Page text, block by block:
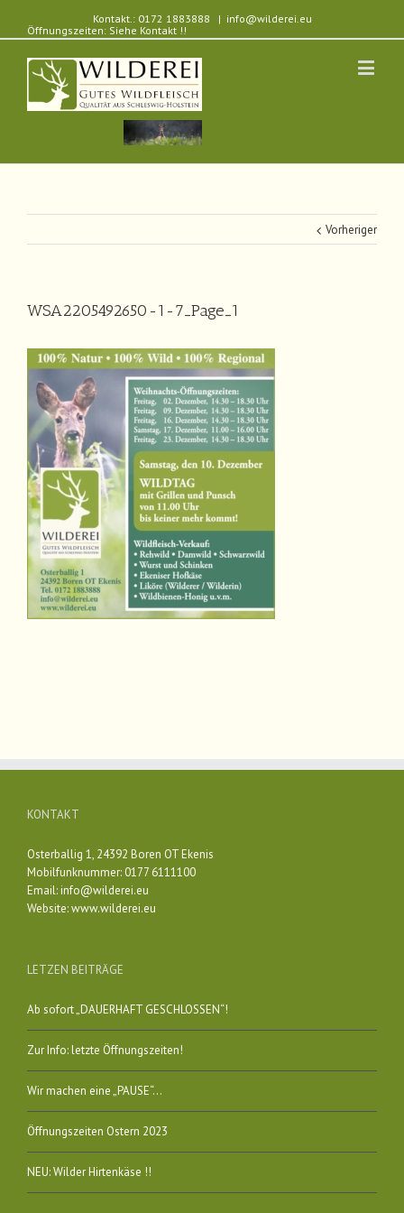
Kontakt.: 0172 1883888
Öffnungszeiten: Siehe Kontakt !!
| info@wilderei.eu
Vorheriger
WSA2205492650-1-7_Page_1
KONTAKT
Osterballig 1, 24392 Boren OT Ekenis
Mobilfunknummer: 0177 6111100
Email:info@wilderei.eu
Website:www.wilderei.eu
LETZEN BEITRÄGE
Ab sofort „DAUERHAFT GESCHLOSSEN“!
Zur Info: letzte Öffnungszeiten!
Wir machen eine „PAUSE“…
Öffnungszeiten Ostern 2023
NEU: Wilder Hirtenkäse !!